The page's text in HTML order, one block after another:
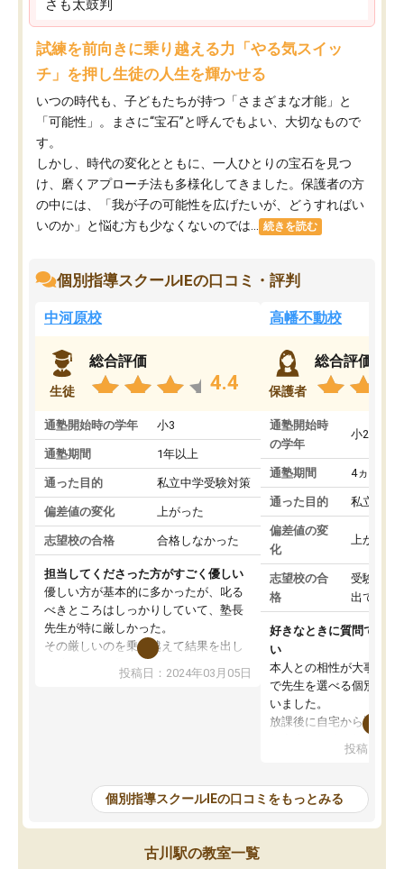
さも太鼓判
試練を前向きに乗り越える力「やる気スイッ
チ」を押し生徒の人生を輝かせる
いつの時代も、子どもたちが持つ「さまざまな才能」と
「可能性」。まさに“宝石”と呼んでもよい、大切なもので
す。
しかし、時代の変化とともに、一人ひとりの宝石を見つ
け、磨くアプローチ法も多様化してきました。保護者の方
の中には、「我が子の可能性を広げたいが、どうすればい
いのか」と悩む方も少なくないのでは...
続きを読む
個別指導スクールIEの口コミ・評判
中河原校
生徒
総合評価
4.4
通塾開始時の学年 小3
通塾期間 1年以上
通った目的 私立中学受験対策
偏差値の変化 上がった
志望校の合格 合格しなかった
担当してくださった方がすごく優しい
優しい方が基本的に多かったが、叱る
べきところはしっかりしていて、塾長
先生が特に厳しかった。
その厳しいのを乗り越えて結果を出し
た時ちゃんと塾長先生が褒めてくれた
ので、また褒められたいと思い更に頑
IEに通っていたおかげで学校のテスト
はほとんど100点以外は取らなかった
が、カリキュラムも指導内容もしっか
りしていたのにも関わらず私立中学受
験では結果を残せず非常に申し訳なか
投稿日：2024年03月05日
高幡不動校
保護者
総合評価
通塾開始時
の学年
小2
通塾期間 4ヵ月～1
通った目的 私立中学
偏差値の変
化
上がった
志望校の合
格
受験して
出ていな
好きなときに質問できる
い
本人との相性が大事だと
で先生を選べる個別指導
いました。
放課後に自宅から通える
整頓されていたことが
は、小学生に理解できる
時事的な例えを交えて説
ものだったから、受講後
投稿日：
個別指導スクールIEの口コミをもっとみる
古川駅の教室一覧